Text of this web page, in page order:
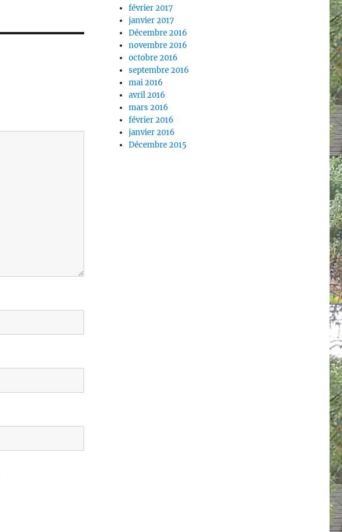
février 2017
janvier 2017
Décembre 2016
novembre 2016
octobre 2016
septembre 2016
mai 2016
avril 2016
mars 2016
février 2016
janvier 2016
Décembre 2015